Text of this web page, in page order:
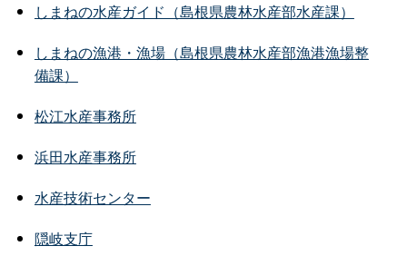
しまねの水産ガイド（島根県農林水産部水産課）
しまねの漁港・漁場（島根県農林水産部漁港漁場整
備課）
松江水産事務所
浜田水産事務所
水産技術センター
隠岐支庁